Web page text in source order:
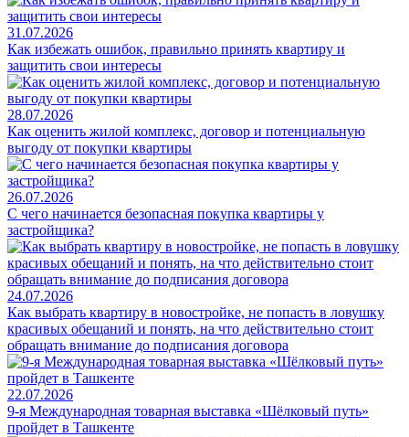
31.07.2026
Как избежать ошибок, правильно принять квартиру и
защитить свои интересы
28.07.2026
Как оценить жилой комплекс, договор и потенциальную
выгоду от покупки квартиры
26.07.2026
С чего начинается безопасная покупка квартиры у
застройщика?
24.07.2026
Как выбрать квартиру в новостройке, не попасть в ловушку
красивых обещаний и понять, на что действительно стоит
обращать внимание до подписания договора
22.07.2026
9-я Международная товарная выставка «Шёлковый путь»
пройдет в Ташкенте